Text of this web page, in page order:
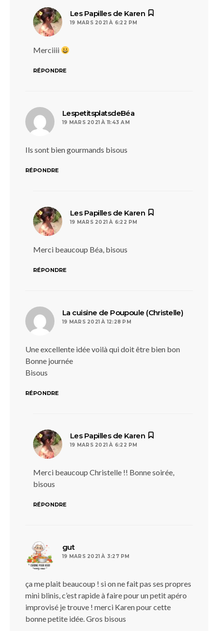
Les Papilles de Karen
19 MARS 2021 À 6:22 PM
Merciiii
RÉPONDRE
LespetitsplatsdeBéa
19 MARS 2021 À 11:43 AM
Ils sont bien gourmands bisous
RÉPONDRE
Les Papilles de Karen
19 MARS 2021 À 6:22 PM
Merci beaucoup Béa, bisous
RÉPONDRE
La cuisine de Poupoule (Christelle)
19 MARS 2021 À 12:28 PM
Une excellente idée voilà qui doit être bien bon
Bonne journée
Bisous
RÉPONDRE
Les Papilles de Karen
19 MARS 2021 À 6:22 PM
Merci beaucoup Christelle !! Bonne soirée,
bisous
RÉPONDRE
gutdit :
19 MARS 2021 À 3:27 PM
ça me plait beaucoup ! si on ne fait pas ses propres
mini blinis, c’est rapide à faire pour un petit apéro
improvisé je trouve ! merci Karen pour cette
bonne petite idée. Gros bisous